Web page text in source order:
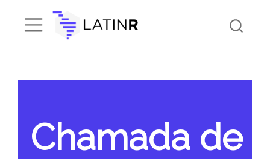
Chamada de